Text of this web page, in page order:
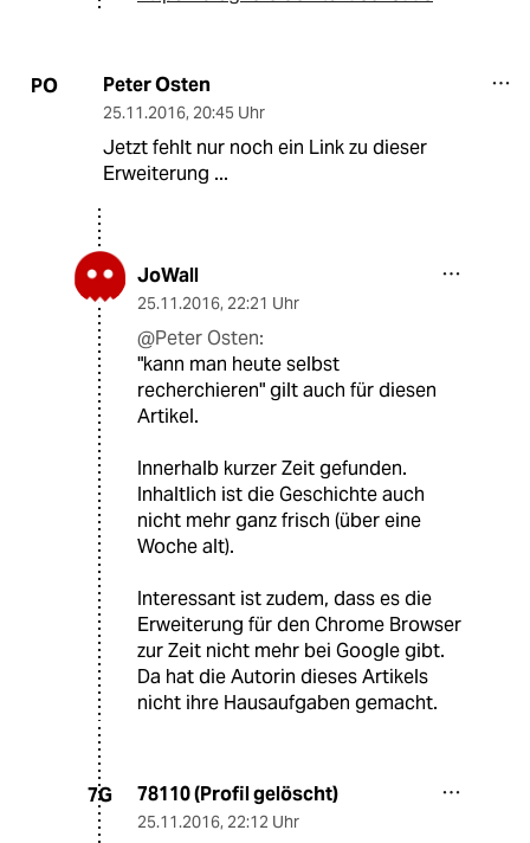
PO Peter Osten
25.11.2016, 20:45 Uhr
Jetzt fehlt nur noch ein Link zu dieser
Erweiterung ...
JoWall
25.11.2016, 22:21 Uhr
@Peter Osten:
"kann man heute selbst
recherchieren" gilt auch für diesen
Artikel.
Innerhalb kurzer Zeit gefunden.
Inhaltlich ist die Geschichte auch
nicht mehr ganz frisch (über eine
Woche alt).
Interessant ist zudem, dass es die
Erweiterung für den Chrome Browser
zur Zeit nicht mehr bei Google gibt.
Da hat die Autorin dieses Artikels
nicht ihre Hausaufgaben gemacht.
7G 78110 (Profil gelöscht)
25.11.2016, 22:12 Uhr